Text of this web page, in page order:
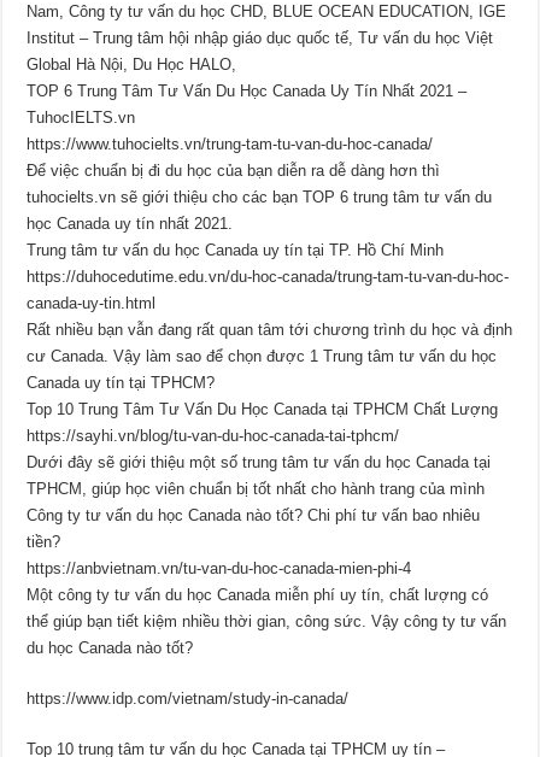
Nam, Công ty tư vấn du học CHD, BLUE OCEAN EDUCATION, IGE
Institut – Trung tâm hội nhập giáo dục quốc tế, Tư vấn du học Việt
Global Hà Nội, Du Học HALO,
TOP 6 Trung Tâm Tư Vấn Du Học Canada Uy Tín Nhất 2021 –
TuhocIELTS.vn
https://www.tuhocielts.vn/trung-tam-tu-van-du-hoc-canada/
Để việc chuẩn bị đi du học của bạn diễn ra dễ dàng hơn thì
tuhocielts.vn sẽ giới thiệu cho các bạn TOP 6 trung tâm tư vấn du
học Canada uy tín nhất 2021.
Trung tâm tư vấn du học Canada uy tín tại TP. Hồ Chí Minh
https://duhocedutime.edu.vn/du-hoc-canada/trung-tam-tu-van-du-hoc-
canada-uy-tin.html
Rất nhiều bạn vẫn đang rất quan tâm tới chương trình du học và định
cư Canada. Vậy làm sao để chọn được 1 Trung tâm tư vấn du học
Canada uy tín tại TPHCM?
Top 10 Trung Tâm Tư Vấn Du Học Canada tại TPHCM Chất Lượng
https://sayhi.vn/blog/tu-van-du-hoc-canada-tai-tphcm/
Dưới đây sẽ giới thiệu một số trung tâm tư vấn du học Canada tại
TPHCM, giúp học viên chuẩn bị tốt nhất cho hành trang của mình
Công ty tư vấn du học Canada nào tốt? Chi phí tư vấn bao nhiêu
tiền?
https://anbvietnam.vn/tu-van-du-hoc-canada-mien-phi-4
Một công ty tư vấn du học Canada miễn phí uy tín, chất lượng có
thể giúp bạn tiết kiệm nhiều thời gian, công sức. Vậy công ty tư vấn
du học Canada nào tốt?
https://www.idp.com/vietnam/study-in-canada/
Top 10 trung tâm tư vấn du học Canada tại TPHCM uy tín –